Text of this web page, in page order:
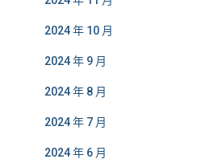
2024 年 10 月
2024 年 9 月
2024 年 8 月
2024 年 7 月
2024 年 6 月